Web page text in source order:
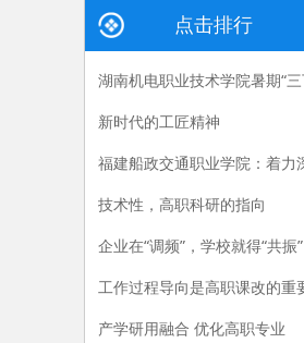
点击排行
新时代的工匠精神
技术性，高职科研的指向
企业在“调频”，学校就得“共振”
产学研用融合 优化高职专业